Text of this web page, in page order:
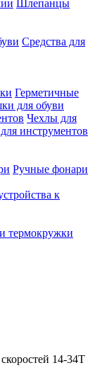
Шлепанцы
Средства для
Герметичные
для обуви
Чехлы для
инструментов
Ручные фонари
к
термокружки
14-34Т